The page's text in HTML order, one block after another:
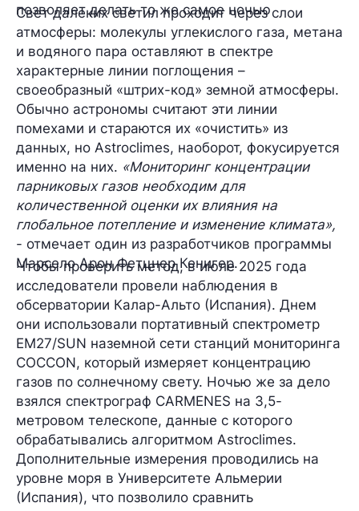
позволяет делать то же самое ночью
Свет далеких светил проходит через слои
атмосферы: молекулы углекислого газа, метана
и водяного пара оставляют в спектре
характерные линии поглощения –
своеобразный «штрих-код» земной атмосферы.
Обычно астрономы считают эти линии
помехами и стараются их «очистить» из
данных, но Astroclimes, наоборот, фокусируется
именно на них. «Мониторинг концентрации
парниковых газов необходим для
количественной оценки их влияния на
глобальное потепление и изменение климата»,
- отмечает один из разработчиков программы
Марсело Арон Фетцнер Кенигер.
Чтобы проверить метод, в июле 2025 года
исследователи провели наблюдения в
обсерватории Калар-Альто (Испания). Днем
они использовали портативный спектрометр
EM27/SUN наземной сети станций мониторинга
COCCON, который измеряет концентрацию
газов по солнечному свету. Ночью же за дело
взялся спектрограф CARMENES на 3,5-
метровом телескопе, данные с которого
обрабатывались алгоритмом Astroclimes.
Дополнительные измерения проводились на
уровне моря в Университете Альмерии
(Испания), что позволило сравнить